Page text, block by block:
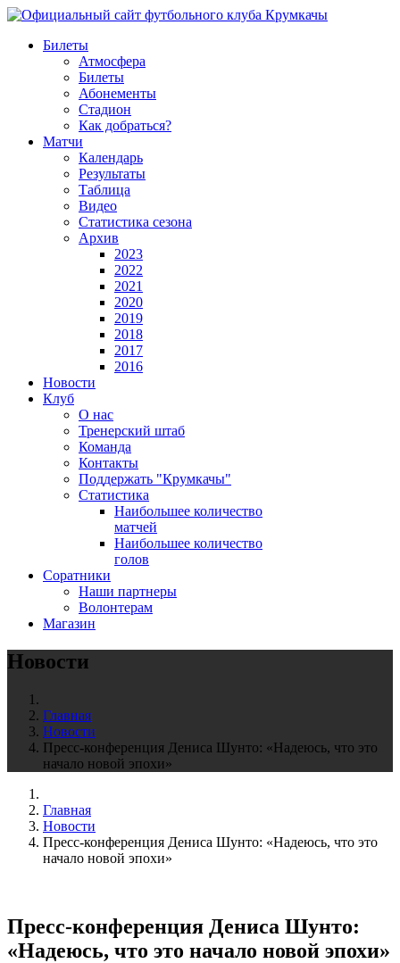
Билеты
Атмосфера
Билеты
Абонементы
Стадион
Как добраться?
Матчи
Календарь
Результаты
Таблица
Видео
Статистика сезона
Архив
2023
2022
2021
2020
2019
2018
2017
2016
Новости
Клуб
О нас
Тренерский штаб
Команда
Контакты
Поддержать "Крумкачы"
Статистика
Наибольшее количество
матчей
Наибольшее количество
голов
Соратники
Наши партнеры
Волонтерам
Магазин
Новости
Главная
Новости
Пресс-конференция Дениса Шунто: «Надеюсь, что это
начало новой эпохи»
Главная
Новости
Пресс-конференция Дениса Шунто: «Надеюсь, что это
начало новой эпохи»
Пресс-конференция Дениса Шунто:
«Надеюсь, что это начало новой эпохи»